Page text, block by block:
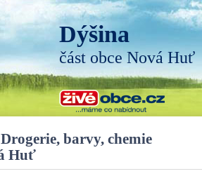
Dýšina
část obce Nová Huť
Drogerie, barvy, chemie
Huť